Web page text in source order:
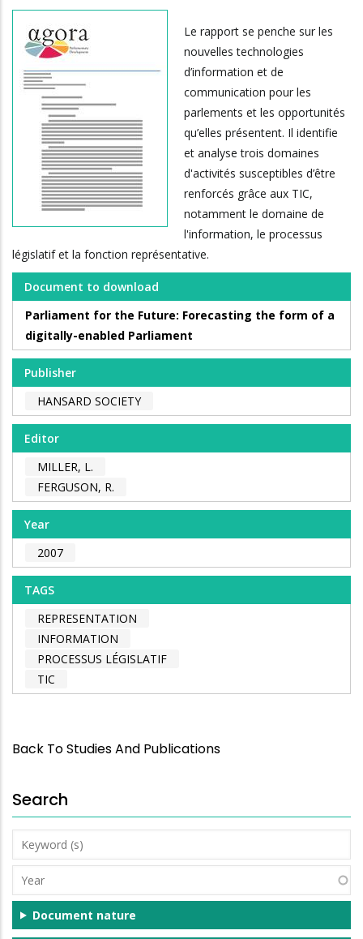
Le rapport se penche sur les
nouvelles technologies
d’information et de
communication pour les
parlements et les opportunités
qu’elles présentent. Il identifie
et analyse trois domaines
d'activités susceptibles d’être
renforcés grâce aux TIC,
notamment le domaine de
l'information, le processus
législatif et la fonction représentative.
Document to download
Parliament for the Future: Forecasting the form of a
digitally-enabled Parliament
Publisher
HANSARD SOCIETY
Editor
MILLER, L.
FERGUSON, R.
Year
2007
TAGS
REPRESENTATION
INFORMATION
PROCESSUS LÉGISLATIF
TIC
Back To Studies And Publications
Search
Keyword
(s)
Year
Document nature